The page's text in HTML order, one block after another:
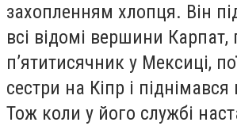
захопленням хлопця. Він
всі відомі вершини Карпат,
п’ятитисячник у Мексиці,
сестри на Кіпр і
Тож коли у його службі